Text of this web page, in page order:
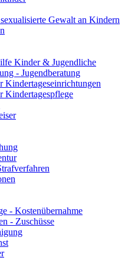
Gewalt an Kindern
Kinder & Jugendliche
- Jugendberatung
Kindertageseinrichtungen
Kindertagespflege
- Kostenübernahme
- Zuschüsse